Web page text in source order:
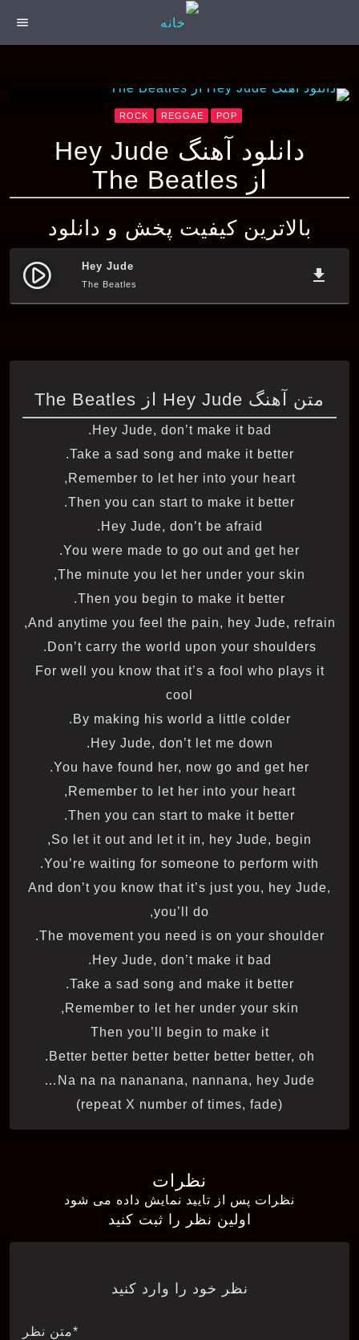
menu
POP
REGGAE
ROCK
دانلود آهنگ Hey Jude
از The Beatles
بالاترین کیفیت پخش و دانلود
play_circle_filled Hey Jude
The Beatles file_download
متن آهنگ Hey Jude از The Beatles
Hey Jude, don’t make it bad.
Take a sad song and make it better.
Remember to let her into your heart,
Then you can start to make it better.
Hey Jude, don’t be afraid.
You were made to go out and get her.
The minute you let her under your skin,
Then you begin to make it better.
And anytime you feel the pain, hey Jude, refrain,
Don’t carry the world upon your shoulders.
For well you know that it’s a fool who plays it
cool
By making his world a little colder.
Hey Jude, don’t let me down.
You have found her, now go and get her.
Remember to let her into your heart,
Then you can start to make it better.
So let it out and let it in, hey Jude, begin,
You’re waiting for someone to perform with.
And don’t you know that it’s just you, hey Jude,
you’ll do,
The movement you need is on your shoulder.
Hey Jude, don’t make it bad.
Take a sad song and make it better.
Remember to let her under your skin,
Then you’ll begin to make it
Better better better better better better, oh.
Na na na nananana, nannana, hey Jude…
(repeat X number of times, fade)
نظرات
نظرات پس از تایید نمایش داده می شود
اولین نظر را ثبت کنید
نظر خود را وارد کنید
*متن نظر